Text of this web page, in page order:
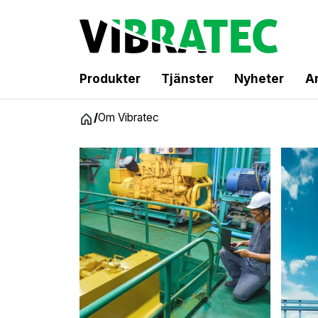
Produkter Tjänster Nyheter
/Om Vibratec
O
m
V
i
b
r